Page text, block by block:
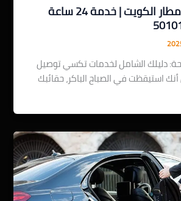
تكسي توصيل مطار الكويت | خدمة 24 ساعة
دليلك الشامل لخدمات تكسي توصيل
استيقظت في الصباح الباكر، حقائبك